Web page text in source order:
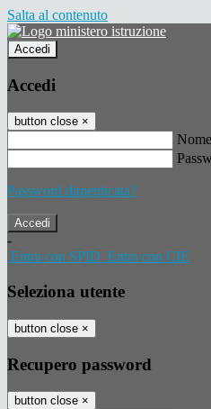
Salta al contenuto
Accedi
Accedi
button close ×
Password dimenticata?
-
Entra con SPID Entra con CIE
Seleziona utente
button close ×
Recupero password
button close ×